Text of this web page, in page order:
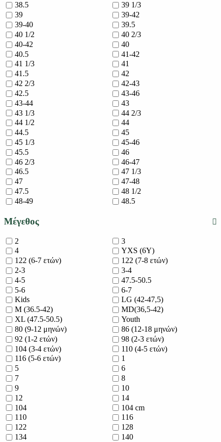
38.5
39 1/3
39
39-42
39-40
39.5
40 1/2
40 2/3
40-42
40
40.5
41-42
41 1/3
41
41.5
42
42 2/3
42-43
42.5
43-46
43-44
43
43 1/3
44 2/3
44 1/2
44
44.5
45
45 1/3
45-46
45.5
46
46 2/3
46-47
46.5
47 1/3
47
47-48
47.5
48 1/2
48-49
48.5
Μέγεθος
2
3
4
YXS (6Y)
122 (6-7 ετών)
122 (7-8 ετών)
2-3
3-4
4-5
47.5-50.5
5-6
6-7
Kids
LG (42-47,5)
M (36.5-42)
MD(36,5-42)
XL (47.5-50.5)
Youth
80 (9-12 μηνών)
86 (12-18 μηνών)
92 (1-2 ετών)
98 (2-3 ετών)
104 (3-4 ετών)
110 (4-5 ετών)
116 (5-6 ετών)
1
5
6
7
8
9
10
12
14
104
104 cm
110
116
122
128
134
140